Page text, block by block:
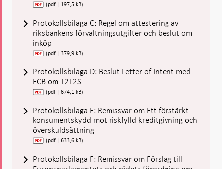
(pdf | 197,5 kB)
Protokollsbilaga C: Regel om attestering av
riksbankens förvaltningsutgifter och beslut om
inköp
(pdf | 379,9 kB)
Protokollsbilaga D: Beslut Letter of Intent med
ECB om T2T2S
(pdf | 674,1 kB)
Protokollsbilaga E: Remissvar om Ett förstärkt
konsumentskydd mot riskfylld kreditgivning och
överskuldsättning
(pdf | 633,6 kB)
Protokollsbilaga F: Remissvar om Förslag till